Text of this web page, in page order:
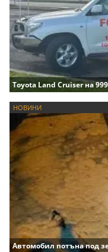
Toyota Land Cruiser на
НОВИНИ
Автомобил потъна под